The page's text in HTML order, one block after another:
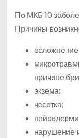
По МКБ 10
Причины
причине
экзема;
чесотка;
нарушение